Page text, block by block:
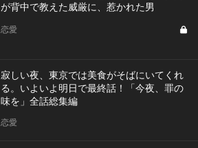
が背中で教えた威厳に、惹かれた男
恋愛
寂しい夜、東京では美食がそばにいてくれ
る。いよいよ明日で最終話！「今夜、罪の
味を」全話総集編
恋愛